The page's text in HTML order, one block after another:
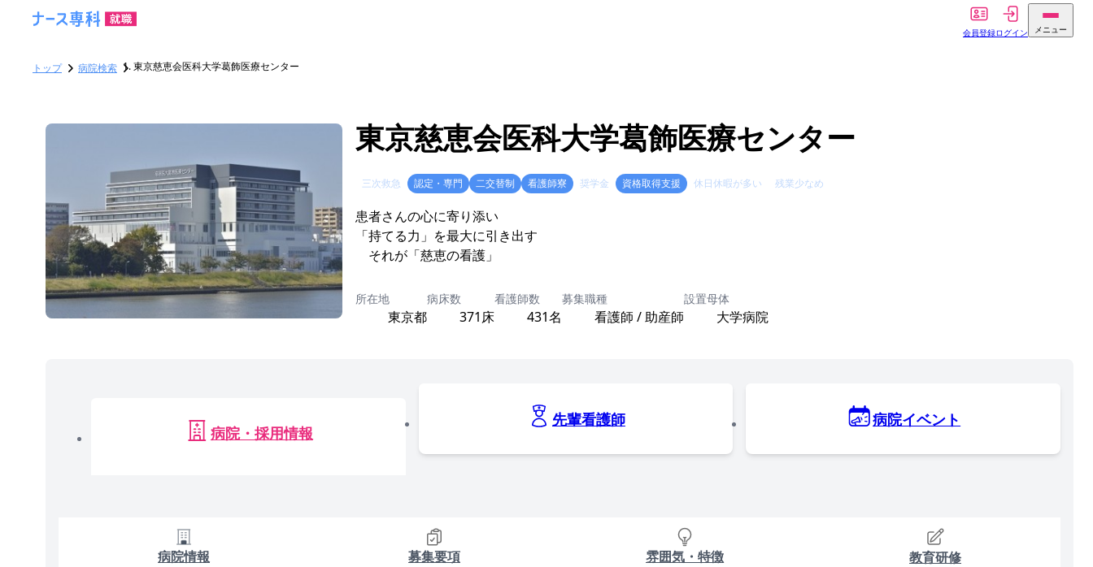
会員登録ログイン メニュー
トップ 病院検索 東京慈恵会医科大学葛飾医療センター
東京慈恵会医科大学葛飾医療センター
三次救急 認定・専門 二交替制 看護師寮 奨学金 資格取得支援 休日休暇が多い 残業少なめ
患者さんの心に寄り添い
「持てる力」を最大に引き出す
所在地
東京都
病床数
371床
看護師数
431名
募集職種
看護師 / 助産師
設置母体
大学病院
病院・採用情報
先輩看護師 病院イベント
病院情報 募集要項 雰囲気・特徴 教育研修